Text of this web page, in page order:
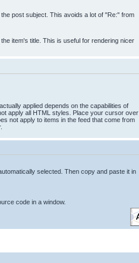
post subject. This avoids a lot of "Re:" from
item's title. This is useful for rendering nicer
applied depends on the capabilities of
apply all HTML styles. Place your cursor over
not apply to items in the feed that come from
selected. Then copy and paste it in
code in a window.